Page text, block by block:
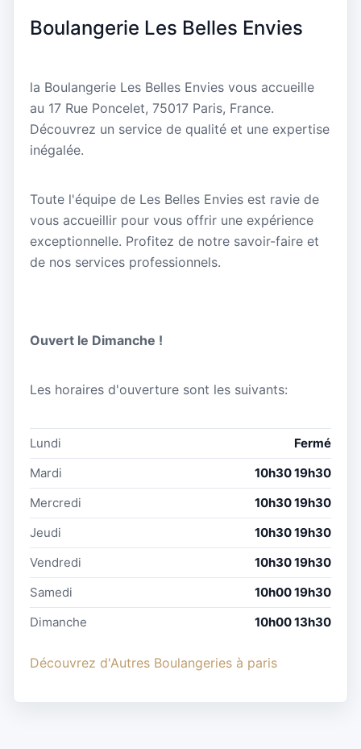
Boulangerie Les Belles Envies
la Boulangerie Les Belles Envies vous accueille
au 17 Rue Poncelet, 75017 Paris, France.
Découvrez un service de qualité et une expertise
inégalée.
Toute l'équipe de Les Belles Envies est ravie de
vous accueillir pour vous offrir une expérience
exceptionnelle. Profitez de notre savoir-faire et
de nos services professionnels.
Ouvert le Dimanche !
Les horaires d'ouverture sont les suivants:
Lundi
Fermé
Mardi
10h30 19h30
Mercredi
10h30 19h30
Jeudi
10h30 19h30
Vendredi
10h30 19h30
Samedi
10h00 19h30
Dimanche
10h00 13h30
Découvrez d'Autres Boulangeries à paris